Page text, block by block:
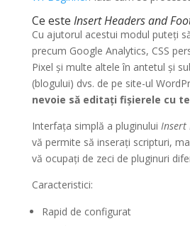
Ce este Insert Headers and
Cu ajutorul acestui modul puteți
precum Google Analytics, CSS
Pixel și multe altele în antetul și
(blogului) dvs. de pe site-ul
nevoie să editați fișierele cu
Interfața simplă a pluginului Insert
vă permite să inserați scripturi,
vă ocupați de zeci de pluginuri
Caracteristici:
Rapid de configurat